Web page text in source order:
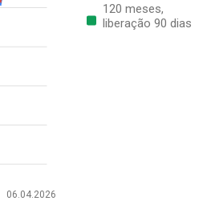
120 meses,
liberação 90 dias
06.04.2026